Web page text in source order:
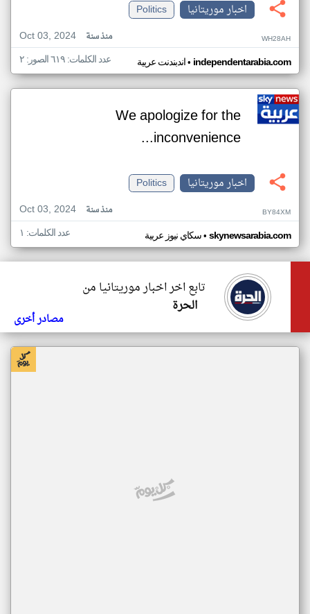
اخبار موريتانيا
Politics
Oct 03, 2024
منذ سنة WH28AH
اندبندنت عربية• independentarabia.com عدد الكلمات: ٦١٩ الصور: ٢
We apologize for the
inconvenience...
اخبار موريتانيا
Politics
Oct 03, 2024
منذ سنة BY84XM
سكاي نيوز عربية• skynewsarabia.com عدد الكلمات: ١
تابع اخر اخبار موريتانيا من
الحرة
مصادر أخرى